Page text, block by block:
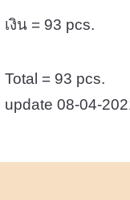
เงิน = 93 pcs.
Total = 93 pcs.
update 08-04-